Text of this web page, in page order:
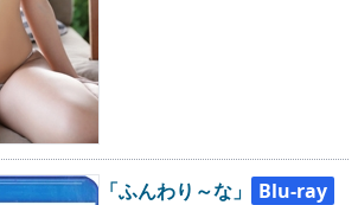
「ふんわり～な」
Blu-ray